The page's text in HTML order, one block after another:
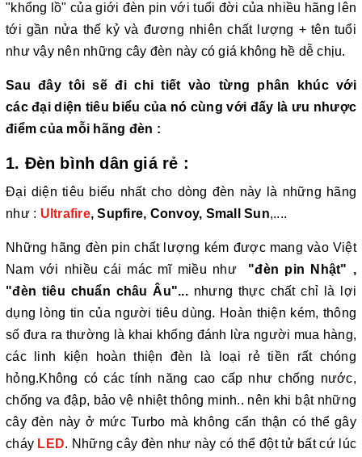
"khổng lồ" của giới đèn pin với tuổi đời của nhiều hãng lên
tới gần nửa thế kỷ và đương nhiên chất lượng + tên tuổi
như vậy nên những cây đèn này có giá không hề dễ chịu.
Sau đây tôi sẽ đi chi tiết vào từng phân khúc với
các đại diện tiêu biểu của nó cùng với đấy là ưu nhược
điểm của mỗi hãng đèn :
1. Đèn bình dân giá rẻ :
Đại diện tiêu biểu nhất cho dòng đèn này là những hãng
như : Ultrafire, Supfire, Convoy, Small Sun,....
Những hãng đèn pin chất lượng kém được mang vào Việt
Nam với nhiều cái mác mĩ miều như
"đèn pin Nhật" ,
"đèn tiêu chuẩn châu Âu"...nhưng thực chất chỉ là lợi
dụng lòng tin của người tiêu dùng. Hoàn thiện kém, thông
số đưa ra thường là khai khống đánh lừa người mua hàng,
các linh kiện hoàn thiện đèn là loại rẻ tiền rất chóng
hỏng.Không có các tính năng cao cấp như chống nước,
chống va đập, bảo vệ nhiệt thông minh.. nên khi bật những
cây đèn này ở mức Turbo mà không cẩn thận có thể gây
cháy LED. Những cây đèn như này có thể đột tử bất cứ lúc